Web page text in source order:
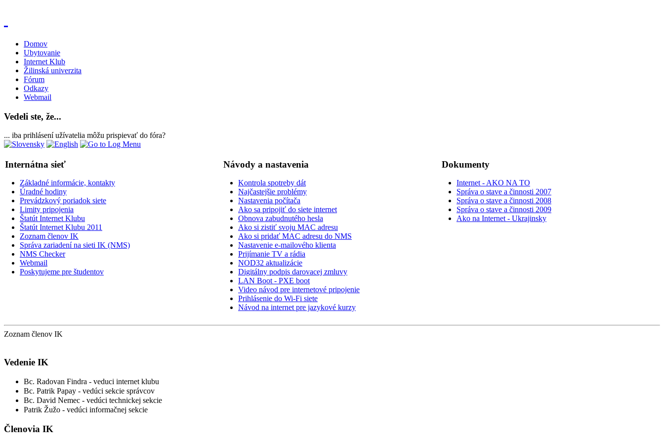
Domov
Ubytovanie
Internet Klub
Žilinská univerzita
Fórum
Odkazy
Webmail
Vedeli ste, že...
... iba prihlásení užívatelia môžu prispievať do fóra?
Internátna sieť Návody a nastavenia Dokumenty
Základné informácie, kontakty
Úradné hodiny
Prevádzkový poriadok siete
Limity pripojenia
Štatút Internet Klubu
Štatút Internet Klubu 2011
Zoznam členov IK
Správa zariadení na sieti IK (NMS)
NMS Checker
Webmail
Poskytujeme pre študentov
Kontrola spotreby dát
Najčastejšie problémy
Nastavenia počítača
Ako sa pripojiť do siete internet
Obnova zabudnutého hesla
Ako si zistiť svoju MAC adresu
Ako si pridať MAC adresu do NMS
Nastavenie e-mailového klienta
Prijímanie TV a rádia
NOD32 aktualizácie
Digitálny podpis darovacej zmluvy
LAN Boot - PXE boot
Video návod pre internetové pripojenie
Prihlásenie do Wi-Fi siete
Návod na internet pre jazykové kurzy
Internet - AKO NA TO
Správa o stave a činnosti 2007
Správa o stave a činnosti 2008
Správa o stave a činnosti 2009
Ako na Internet - Ukrajinsky
Zoznam členov IK
Vedenie IK
Bc. Radovan Findra - veduci internet klubu
Bc. Patrik Papay - vedúci sekcie správcov
Bc. David Nemec - vedúci technickej sekcie
Patrik Žužo - vedúci informačnej sekcie
Členovia IK